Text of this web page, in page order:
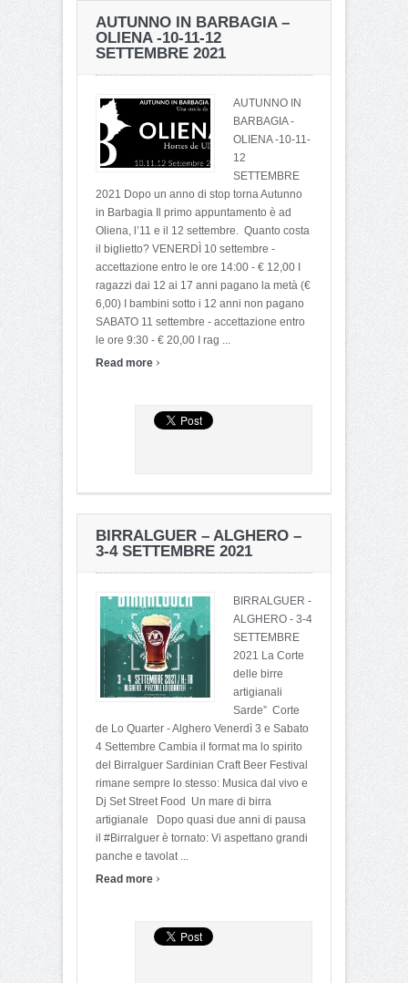
AUTUNNO IN BARBAGIA –
OLIENA -10-11-12
SETTEMBRE 2021
AUTUNNO IN
BARBAGIA -
OLIENA -10-11-
12
SETTEMBRE
2021 Dopo un anno di stop torna Autunno
in Barbagia Il primo appuntamento è ad
Oliena, l’11 e il 12 settembre. Quanto costa
il biglietto? VENERDÌ 10 settembre -
accettazione entro le ore 14:00 - € 12,00 I
ragazzi dai 12 ai 17 anni pagano la metà (€
6,00) I bambini sotto i 12 anni non pagano
SABATO 11 settembre - accettazione entro
le ore 9:30 - € 20,00 I rag ...
Read more ›
BIRRALGUER – ALGHERO –
3-4 SETTEMBRE 2021
BIRRALGUER -
ALGHERO - 3-4
SETTEMBRE
2021 La Corte
delle birre
artigianali
Sarde” Corte
de Lo Quarter - Alghero Venerdì 3 e Sabato
4 Settembre Cambia il format ma lo spirito
del Birralguer Sardinian Craft Beer Festival
rimane sempre lo stesso: Musica dal vivo e
Dj Set Street Food Un mare di birra
artigianale Dopo quasi due anni di pausa
il #Birralguer è tornato: Vi aspettano grandi
panche e tavolat ...
Read more ›